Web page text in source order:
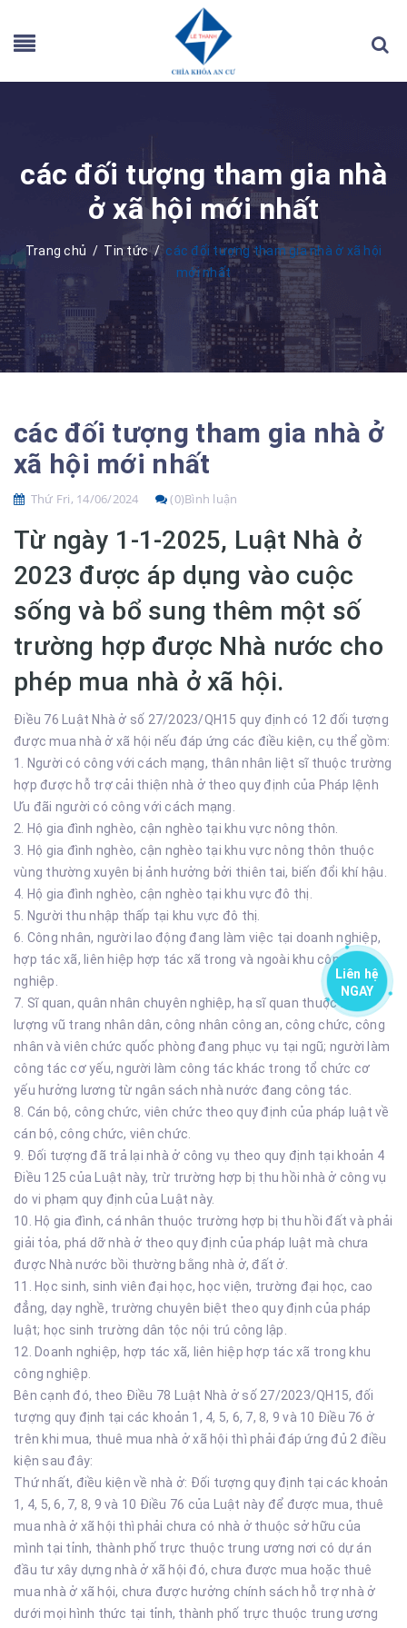
các đối tượng tham gia nhà
ở xã hội mới nhất
Trang chủ / Tin tức / các đối tượng tham gia nhà ở xã hội
mới nhất
các đối tượng tham gia nhà ở
xã hội mới nhất
Thứ Fri, 14/06/2024 (0)Bình luận
Từ ngày 1-1-2025, Luật Nhà ở
2023 được áp dụng vào cuộc
sống và bổ sung thêm một số
trường hợp được Nhà nước cho
phép mua nhà ở xã hội.
Điều 76 Luật Nhà ở số 27/2023/QH15 quy định có 12 đối tượng
được mua nhà ở xã hội nếu đáp ứng các điều kiện, cụ thể gồm:
1. Người có công với cách mạng, thân nhân liệt sĩ thuộc trường
hợp được hỗ trợ cải thiện nhà ở theo quy định của Pháp lệnh
Ưu đãi người có công với cách mạng.
2. Hộ gia đình nghèo, cận nghèo tại khu vực nông thôn.
3. Hộ gia đình nghèo, cận nghèo tại khu vực nông thôn thuộc
vùng thường xuyên bị ảnh hưởng bởi thiên tai, biến đổi khí hậu.
4. Hộ gia đình nghèo, cận nghèo tại khu vực đô thị.
5. Người thu nhập thấp tại khu vực đô thị.
6. Công nhân, người lao động đang làm việc tại doanh nghiệp,
hợp tác xã, liên hiệp hợp tác xã trong và ngoài khu công
nghiệp.
7. Sĩ quan, quân nhân chuyên nghiệp, hạ sĩ quan thuộc lực
lượng vũ trang nhân dân, công nhân công an, công chức, công
nhân và viên chức quốc phòng đang phục vụ tại ngũ; người làm
công tác cơ yếu, người làm công tác khác trong tổ chức cơ
yếu hưởng lương từ ngân sách nhà nước đang công tác.
8. Cán bộ, công chức, viên chức theo quy định của pháp luật về
cán bộ, công chức, viên chức.
9. Đối tượng đã trả lại nhà ở công vụ theo quy định tại khoản 4
Điều 125 của Luật này, trừ trường hợp bị thu hồi nhà ở công vụ
do vi phạm quy định của Luật này.
10. Hộ gia đình, cá nhân thuộc trường hợp bị thu hồi đất và phải
giải tỏa, phá dỡ nhà ở theo quy định của pháp luật mà chưa
được Nhà nước bồi thường bằng nhà ở, đất ở.
11. Học sinh, sinh viên đại học, học viện, trường đại học, cao
đẳng, dạy nghề, trường chuyên biệt theo quy định của pháp
luật; học sinh trường dân tộc nội trú công lập.
12. Doanh nghiệp, hợp tác xã, liên hiệp hợp tác xã trong khu
công nghiệp.
Bên cạnh đó, theo Điều 78 Luật Nhà ở số 27/2023/QH15, đối
tượng quy định tại các khoản 1, 4, 5, 6, 7, 8, 9 và 10 Điều 76 ở
trên khi mua, thuê mua nhà ở xã hội thì phải đáp ứng đủ 2 điều
kiện sau đây:
Thứ nhất, điều kiện về nhà ở: Đối tượng quy định tại các khoản
1, 4, 5, 6, 7, 8, 9 và 10 Điều 76 của Luật này để được mua, thuê
mua nhà ở xã hội thì phải chưa có nhà ở thuộc sở hữu của
mình tại tỉnh, thành phố trực thuộc trung ương nơi có dự án
đầu tư xây dựng nhà ở xã hội đó, chưa được mua hoặc thuê
mua nhà ở xã hội, chưa được hưởng chính sách hỗ trợ nhà ở
dưới mọi hình thức tại tỉnh, thành phố trực thuộc trung ương
Liên hệ
NGAY